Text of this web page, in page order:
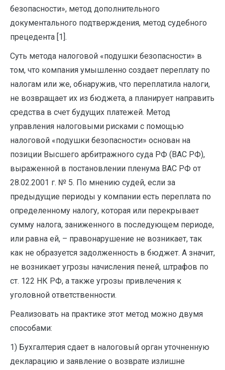
безопасности», метод дополнительного
документального подтверждения, метод судебного
прецедента [1].
Суть метода налоговой «подушки безопасности» в
том, что компания умышленно создает переплату по
налогам или же, обнаружив, что переплатила налоги,
не возвращает их из бюджета, а планирует направить
средства в счет будущих платежей. Метод
управления налоговыми рисками с помощью
налоговой «подушки безопасности» основан на
позиции Высшего арбитражного суда РФ (ВАС РФ),
выраженной в постановлении пленума ВАС РФ от
28.02.2001 г. № 5. По мнению судей, если за
предыдущие периоды у компании есть переплата по
определенному налогу, которая или перекрывает
сумму налога, заниженного в последующем периоде,
или равна ей, – правонарушение не возникает, так
как не образуется задолженность в бюджет. А значит,
не возникает угрозы начисления пеней, штрафов по
ст. 122 НК РФ, а также угрозы привлечения к
уголовной ответственности.
Реализовать на практике этот метод можно двумя
способами:
1) Бухгалтерия сдает в налоговый орган уточненную
декларацию и заявление о возврате излишне